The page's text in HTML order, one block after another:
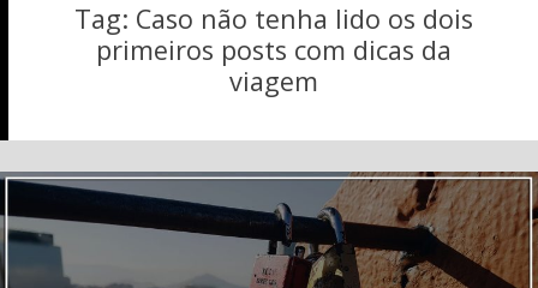
Tag: Caso não tenha lido os dois
primeiros posts com dicas da
viagem